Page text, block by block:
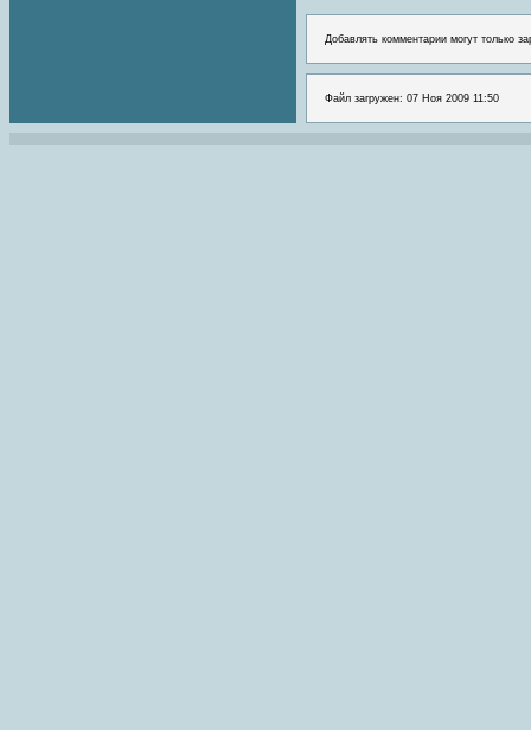
Добавлять комментарии могут только
Файл загружен: 07 Ноя 2009 11:50